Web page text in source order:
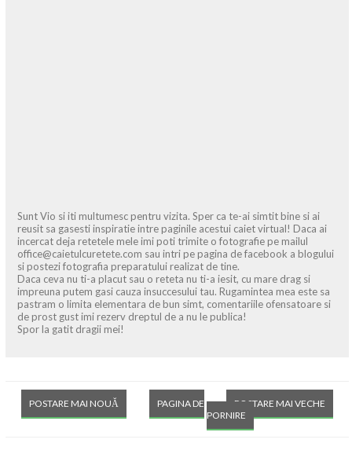
Sunt Vio si iti multumesc pentru vizita. Sper ca te-ai simtit bine si ai
reusit sa gasesti inspiratie intre paginile acestui caiet virtual! Daca ai
incercat deja retetele mele imi poti trimite o fotografie pe mailul
office@caietulcuretete.com sau intri pe pagina de facebook a blogului
si postezi fotografia preparatului realizat de tine.
Daca ceva nu ti-a placut sau o reteta nu ti-a iesit, cu mare drag si
impreuna putem gasi cauza insuccesului tau. Rugamintea mea este sa
pastram o limita elementara de bun simt, comentariile ofensatoare si
de prost gust imi rezerv dreptul de a nu le publica!
Spor la gatit dragii mei!
POSTARE MAI NOUĂ POSTARE MAI VECHE
PAGINA DE
PORNIRE